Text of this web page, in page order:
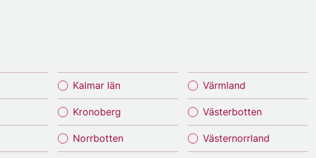
Kalmar län
Kronoberg
Norrbotten
Värmland
Västerbotten
Västernorrland